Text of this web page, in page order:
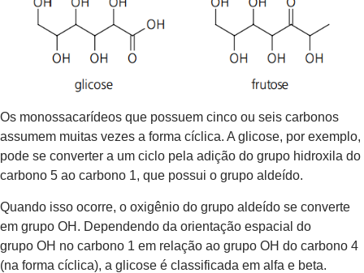
Os monossacarídeos que possuem cinco ou seis carbonos
assumem muitas vezes a forma cíclica. A glicose, por exemplo,
pode se converter a um ciclo pela adição do grupo hidroxila do
carbono 5 ao carbono 1, que possui o grupo aldeído.
Quando isso ocorre, o oxigênio do grupo aldeído se converte
em grupo OH. Dependendo da orientação espacial do
grupo OH no carbono 1 em relação ao grupo OH do carbono 4
(na forma cíclica), a glicose é classificada em alfa e beta.